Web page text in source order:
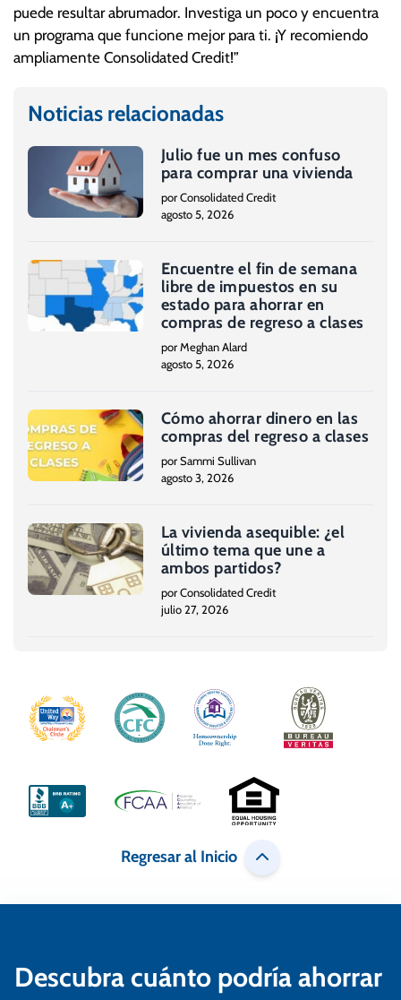
puede resultar abrumador. Investiga un poco y encuentra
un programa que funcione mejor para ti. ¡Y recomiendo
ampliamente Consolidated Credit!”
Noticias relacionadas
Julio fue un mes confuso
para comprar una vivienda
por Consolidated Credit
agosto 5, 2026
Encuentre el fin de semana
libre de impuestos en su
estado para ahorrar en
compras de regreso a clases
por Meghan Alard
agosto 5, 2026
Cómo ahorrar dinero en las
compras del regreso a clases
por Sammi Sullivan
agosto 3, 2026
La vivienda asequible: ¿el
último tema que une a
ambos partidos?
por Consolidated Credit
julio 27, 2026
Regresar al Inicio
Descubra cuánto podría ahorrar